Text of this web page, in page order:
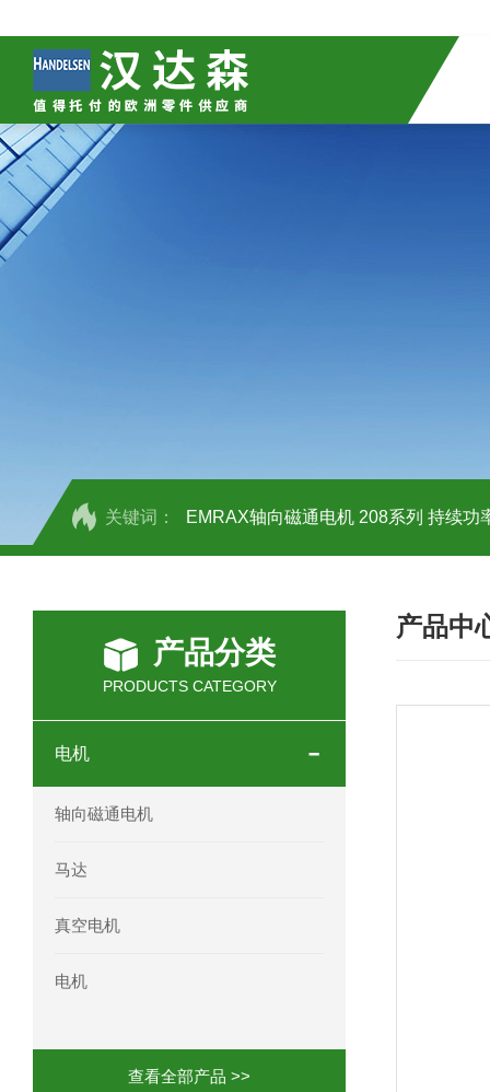
关键词： EMRAX轴向磁通电机 208系列 持续功
OEMER三相同步电机MTES 132SB/2
OEMER三相同步电机MTES 160MA/2
OEMER电机QLS 180M环保农业领域
mini motor电机MC230P3T 20- B参数
产品分类
PRODUCTS CATEGORY
电机
轴向磁通电机
马达
真空电机
电机
查看全部产品 >>
产品中